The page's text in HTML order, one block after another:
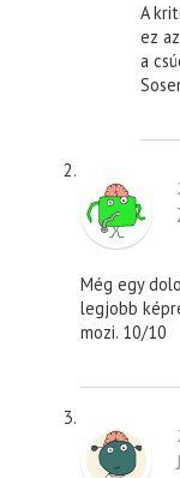
A
ez
a
Még egy
legjobb
mozi. 10/10